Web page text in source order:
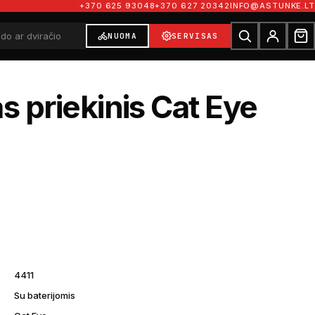
+370 625 93048+370 627 20342INFO@ASTUNKE.LT
NUOMA SERVISAS
priekinis Cat Eye
4411
Su baterijomis